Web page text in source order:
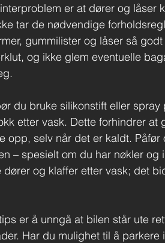
er at dører og
tar de nødvendige
gummilister og låser så
og ikke glem eventuelle
du bruke silikonstift eller
etter vask. Dette forhindrer
opp, selv når det er kaldt.
– spesielt om du har nøkler
dører og klaffer etter vask; det
er å unngå at bilen står ute
Har du mulighet til å